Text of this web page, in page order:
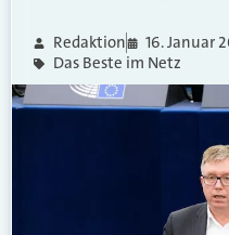
Redaktion 16. Januar
Das Beste im Netz